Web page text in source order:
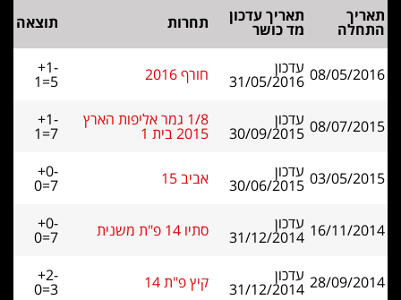
תאריך
התחלה
תאריך עדכון
מד כושר תחרות תוצאה
08/05/2016 עדכון
31/05/2016 חורף 2016 +1-
1=5
08/07/2015 עדכון
30/09/2015
1/8 גמר אליפות הארץ
2015 בית 1
+1-
1=7
03/05/2015 עדכון
30/06/2015 אביב 15 +0-
0=7
16/11/2014 עדכון
31/12/2014 סתיו 14 פ"ת משנית +0-
0=7
28/09/2014 עדכון
31/12/2014 קיץ פ"ת 14 +2-
0=3